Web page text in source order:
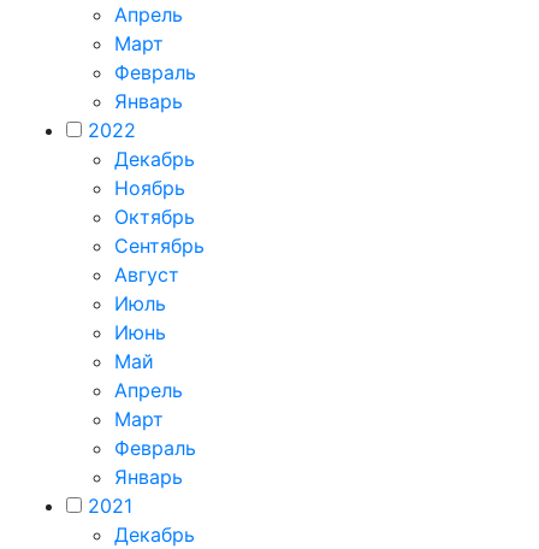
Апрель
Март
Февраль
Январь
2022
Декабрь
Ноябрь
Октябрь
Сентябрь
Август
Июль
Июнь
Май
Апрель
Март
Февраль
Январь
2021
Декабрь